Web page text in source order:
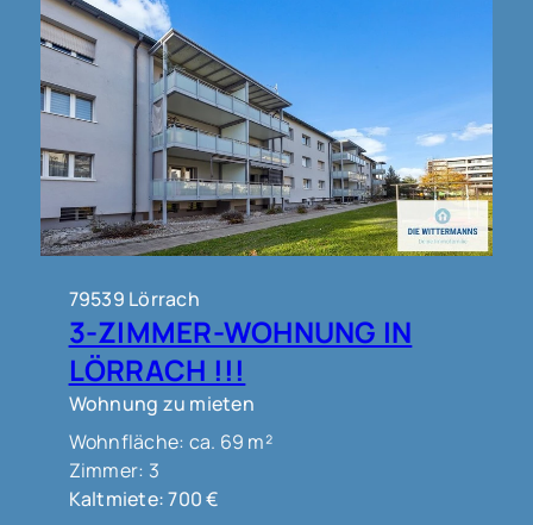
79539 Lörrach
3-ZIMMER-WOHNUNG IN
LÖRRACH !!!
Wohnung zu mieten
Wohnfläche: ca. 69 m²
Zimmer: 3
Kaltmiete: 700 €